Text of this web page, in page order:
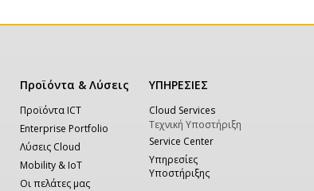
Προϊόντα & Λύσεις
Προϊόντα ICT
Enterprise Portfolio
Λύσεις Cloud
Mobility & IoT
Οι πελάτες μας
ΥΠΗΡΕΣΙΕΣ
Cloud Services
Τεχνική Υποστήριξη
Service Center
Υπηρεσίες
Υποστήριξης